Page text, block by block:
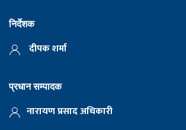
निर्देशक
दीपक शर्मा
प्रधान सम्पादक
नारायण प्रसाद अधिकारी